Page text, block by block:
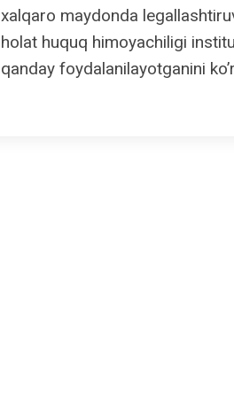
xalqaro maydonda
holat huquq himoyachiligi
qanday foydalanilayotganini